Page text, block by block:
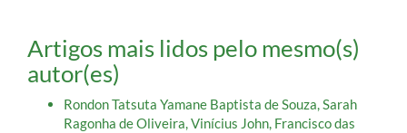
Artigos mais lidos pelo mesmo(s)
autor(es)
Rondon Tatsuta Yamane Baptista de Souza, Sarah
Ragonha de Oliveira, Vinícius John, Francisco das